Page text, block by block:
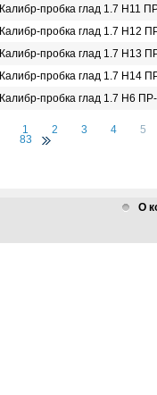
Калибр-пробка глад 1.7 Н11
Калибр-пробка глад 1.7 Н12
Калибр-пробка глад 1.7 Н13
Калибр-пробка глад 1.7 Н14
Калибр-пробка глад 1.7 Н6
1 2 3 4 5
83
О